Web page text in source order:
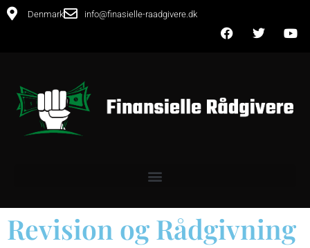
Denmark info@finasielle-raadgivere.dk
Revision og Rådgivning